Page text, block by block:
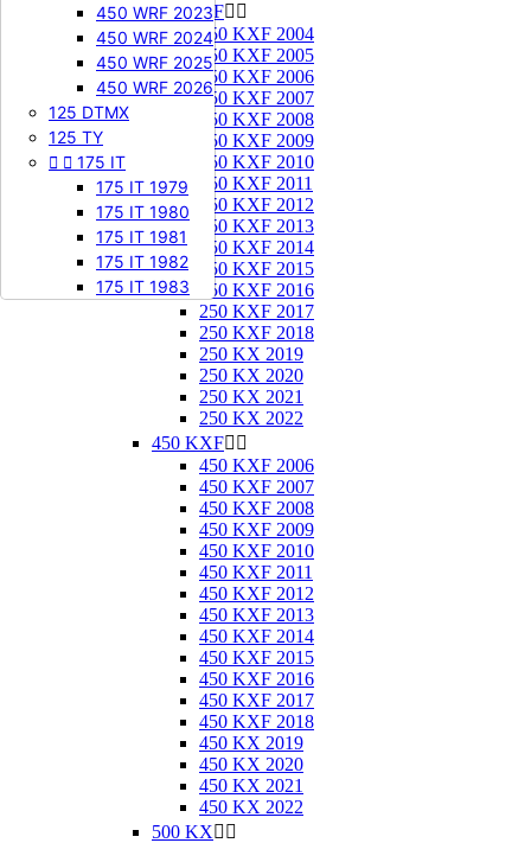
450 WRF 2023
450 WRF 2024
450 WRF 2025
450 WRF 2026
125 DTMX
125 TY
  175 IT
175 IT 1979
175 IT 1980
175 IT 1981
175 IT 1982
175 IT 1983
250 KXF 
250 KXF 2004
250 KXF 2005
250 KXF 2006
250 KXF 2007
250 KXF 2008
250 KXF 2009
250 KXF 2010
250 KXF 2011
250 KXF 2012
250 KXF 2013
250 KXF 2014
250 KXF 2015
250 KXF 2016
250 KXF 2017
250 KXF 2018
250 KX 2019
250 KX 2020
250 KX 2021
250 KX 2022
450 KXF 
450 KXF 2006
450 KXF 2007
450 KXF 2008
450 KXF 2009
450 KXF 2010
450 KXF 2011
450 KXF 2012
450 KXF 2013
450 KXF 2014
450 KXF 2015
450 KXF 2016
450 KXF 2017
450 KXF 2018
450 KX 2019
450 KX 2020
450 KX 2021
450 KX 2022
500 KX 